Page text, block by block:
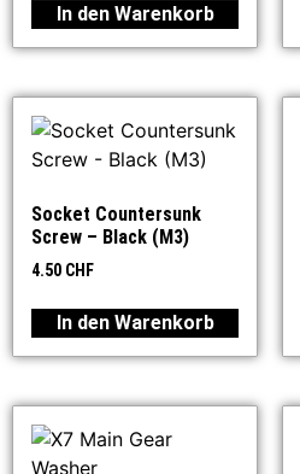
In den Warenkorb
Socket Countersunk
Screw – Black (M3)
4.50 CHF
In den Warenkorb